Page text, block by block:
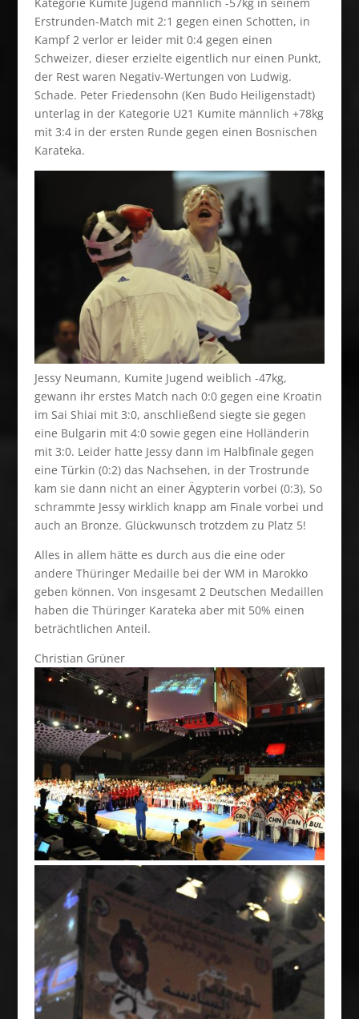
Erstrunden-Match mit 2:1 gegen einen Schotten, in
Kampf 2 verlor er leider mit 0:4 gegen einen
Schweizer, dieser erzielte eigentlich nur einen Punkt,
der Rest waren Negativ-Wertungen von Ludwig.
Schade. Peter Friedensohn (Ken Budo Heiligenstadt)
unterlag in der Kategorie U21 Kumite männlich +78kg
mit 3:4 in der ersten Runde gegen einen Bosnischen
Karateka.
Jessy Neumann, Kumite Jugend weiblich -47kg,
gewann ihr erstes Match nach 0:0 gegen eine Kroatin
im Sai Shiai mit 3:0, anschließend siegte sie gegen
eine Bulgarin mit 4:0 sowie gegen eine Holländerin
mit 3:0. Leider hatte Jessy dann im Halbfinale gegen
eine Türkin (0:2) das Nachsehen, in der Trostrunde
kam sie dann nicht an einer Ägypterin vorbei (0:3), So
schrammte Jessy wirklich knapp am Finale vorbei und
auch an Bronze. Glückwunsch trotzdem zu Platz 5!
Alles in allem hätte es durch aus die eine oder
andere Thüringer Medaille bei der WM in Marokko
geben können. Von insgesamt 2 Deutschen Medaillen
haben die Thüringer Karateka aber mit 50% einen
beträchtlichen Anteil.
Christian Grüner